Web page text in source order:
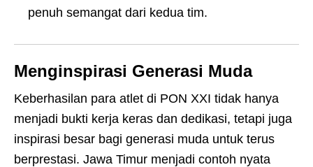
penuh semangat dari kedua tim.
Menginspirasi Generasi Muda
Keberhasilan para atlet di PON XXI tidak hanya
menjadi bukti kerja keras dan dedikasi, tetapi juga
inspirasi besar bagi generasi muda untuk terus
berprestasi. Jawa Timur menjadi contoh nyata